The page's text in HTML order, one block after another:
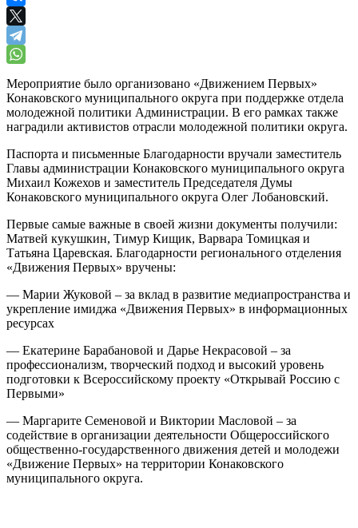
Мероприятие было организовано «Движением Первых»
Конаковского муниципального округа при поддержке отдела
молодежной политики Администрации. В его рамках также
наградили активистов отрасли молодежной политики округа.
Паспорта и письменные Благодарности вручали заместитель
Главы администрации Конаковского муниципального округа
Михаил Кожехов и заместитель Председателя Думы
Конаковского муниципального округа Олег Лобановский.
Первые самые важные в своей жизни документы получили:
Матвей кукушкин, Тимур Кищик, Варвара Томицкая и
Татьяна Царевская. Благодарности регионального отделения
«Движения Первых» вручены:
— Марии Жуковой – за вклад в развитие медиапространства и
укрепление имиджа «Движения Первых» в информационных
ресурсах
— Екатерине Барабановой и Дарье Некрасовой – за
профессионализм, творческий подход и высокий уровень
подготовки к Всероссийскому проекту «Открывай Россию с
Первыми»
— Маргарите Семеновой и Виктории Масловой – за
содействие в организации деятельности Общероссийского
общественно-государственного движения детей и молодежи
«Движение Первых» на территории Конаковского
муниципального округа.